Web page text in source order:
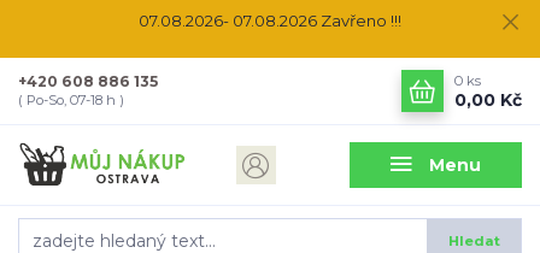
07.08.2026- 07.08.2026 Zavřeno !!!
Menu
Hledat
+420 608 886 135
( Po-So, 07-18 h )
0 ks
0,00 Kč